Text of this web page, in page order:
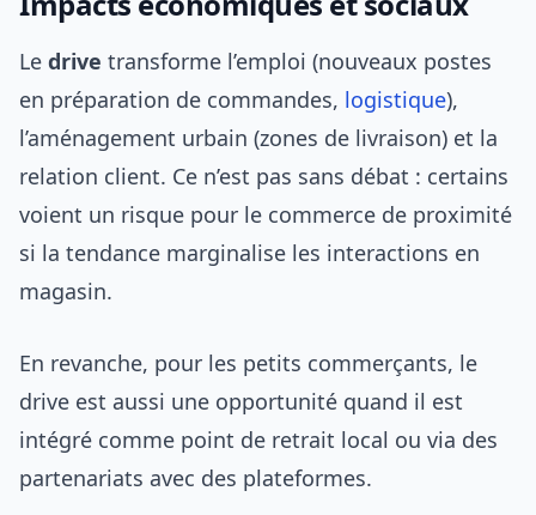
Le drive transforme l’emploi (nouveaux postes
en préparation de commandes, logistique),
l’aménagement urbain (zones de livraison) et la
relation client. Ce n’est pas sans débat : certains
voient un risque pour le commerce de proximité
si la tendance marginalise les interactions en
magasin.
En revanche, pour les petits commerçants, le
drive est aussi une opportunité quand il est
intégré comme point de retrait local ou via des
partenariats avec des plateformes.